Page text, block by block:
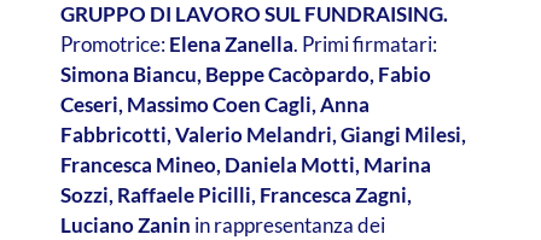
GRUPPO DI LAVORO SUL FUNDRAISING.
Promotrice:Elena Zanella. Primi firmatari:
Simona Biancu, Beppe Cacòpardo, Fabio
Ceseri, Massimo Coen Cagli, Anna
Fabbricotti, Valerio Melandri, Giangi Milesi,
Francesca Mineo, Daniela Motti, Marina
Sozzi, Raffaele Picilli, Francesca Zagni,
Luciano Zanin in rappresentanza dei